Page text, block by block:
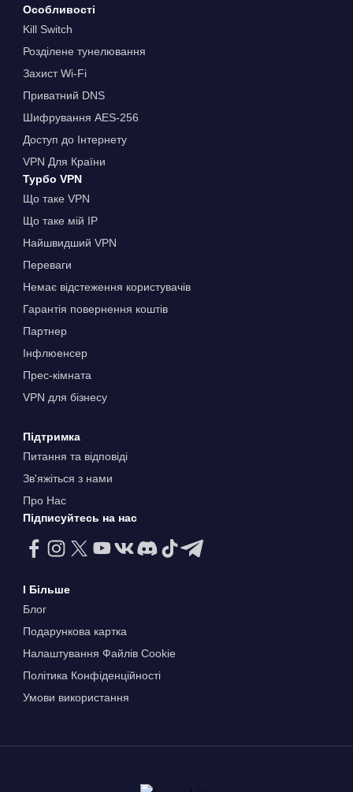
Особливості
Kill Switch
Розділене тунелювання
Захист Wi-Fi
Приватний DNS
Шифрування AES-256
Доступ до Інтернету
VPN Для Країни
Турбо VPN
Що таке VPN
Що таке мій IP
Найшвидший VPN
Переваги
Немає відстеження користувачів
Гарантія повернення коштів
Партнер
Інфлюенсер
Прес-кімната
VPN для бізнесу
Підтримка
Питання та відповіді
Зв'яжіться з нами
Про Нас
Підписуйтесь на нас
І Більше
Блог
Подарункова картка
Налаштування Файлів Сookie
Політика Конфіденційності
Умови використання